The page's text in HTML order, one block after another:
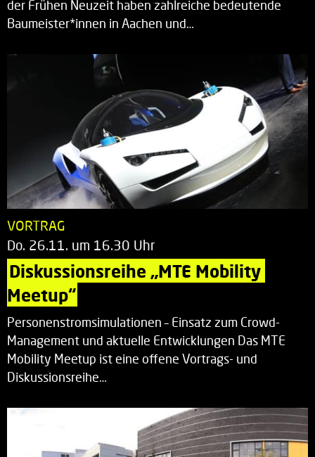
der Frühen Neuzeit haben zahlreiche bedeutende
Baumeister*innen in Aachen und…
VORTRAG
Do. 26.11. um 16.30 Uhr
Diskussionsreihe „MTE Mobility
Meetup“
Personenstromsimulationen – Einsatz zum Crowd-
Management und aktuelle Entwicklungen Das MTE
Mobility Meetup ist eine offene Vortrags- und
Diskussionsreihe…